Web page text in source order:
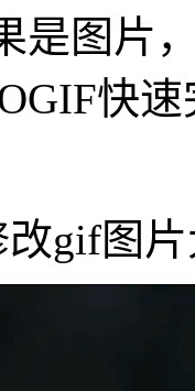
是图片
快
gif图